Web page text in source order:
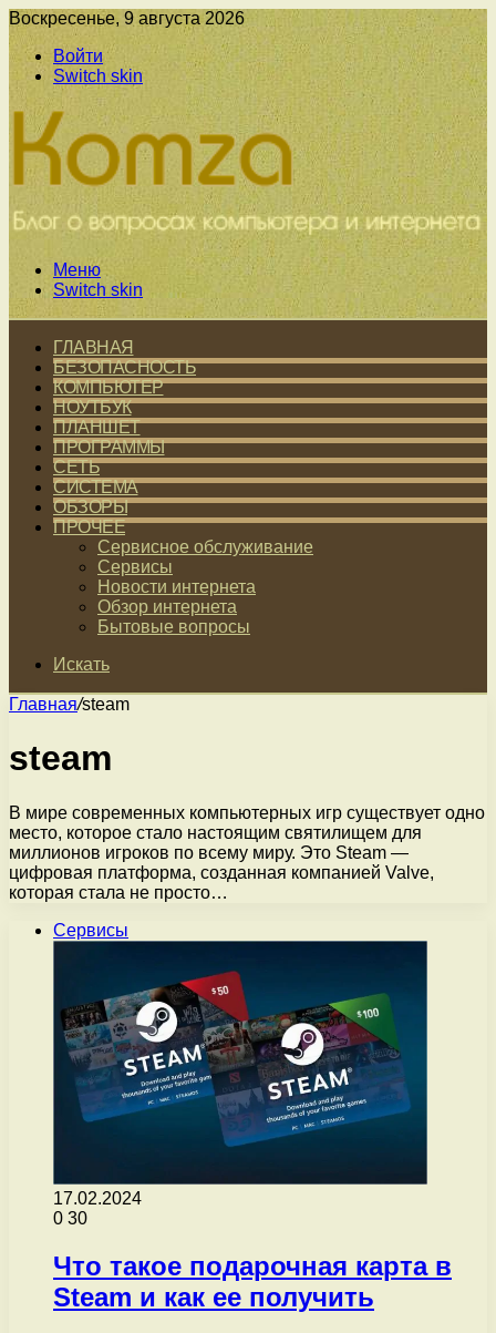
Воскресенье, 9 августа 2026
Войти
Switch skin
Меню
Switch skin
ГЛАВНАЯ
БЕЗОПАСНОСТЬ
КОМПЬЮТЕР
НОУТБУК
ПЛАНШЕТ
ПРОГРАММЫ
СЕТЬ
СИСТЕМА
ОБЗОРЫ
ПРОЧЕЕ
Сервисное обслуживание
Сервисы
Новости интернета
Обзор интернета
Бытовые вопросы
Искать
Главная/steam
steam
В мире современных компьютерных игр существует одно
место, которое стало настоящим святилищем для
миллионов игроков по всему миру. Это Steam —
цифровая платформа, созданная компанией Valve,
которая стала не просто…
Сервисы
17.02.2024
0 30
Что такое подарочная карта в
Steam и как ее получить